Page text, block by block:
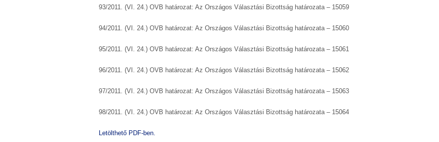
93/2011. (VI. 24.) OVB határozat: Az Országos Választási Bizottság határozata – 15059
94/2011. (VI. 24.) OVB határozat: Az Országos Választási Bizottság határozata – 15060
95/2011. (VI. 24.) OVB határozat: Az Országos Választási Bizottság határozata – 15061
96/2011. (VI. 24.) OVB határozat: Az Országos Választási Bizottság határozata – 15062
97/2011. (VI. 24.) OVB határozat: Az Országos Választási Bizottság határozata – 15063
98/2011. (VI. 24.) OVB határozat: Az Országos Választási Bizottság határozata – 15064
Letölthető PDF-ben.